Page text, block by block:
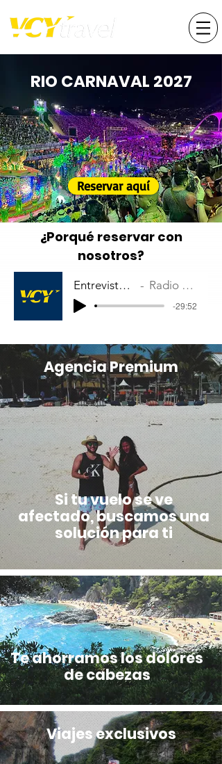
RIO CARNAVAL 2027
Reservar aquí
¿Porqué reservar con
nosotros?
Entrevista - Radio Los Andes 102. Radio Los Andes Gotemburgo
-29:52
Agencia Premium
Si tu vuelo se ve
afectado, buscamos una
solución para ti
Te ahorramos los dolores
de cabezas
Viajes exclusivos